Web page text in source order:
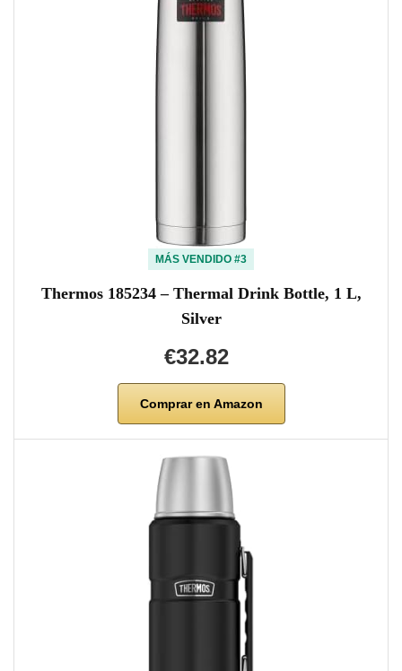
MÁS VENDIDO #3
Thermos 185234 – Thermal Drink Bottle, 1 L,
Silver
€32.82
Comprar en Amazon